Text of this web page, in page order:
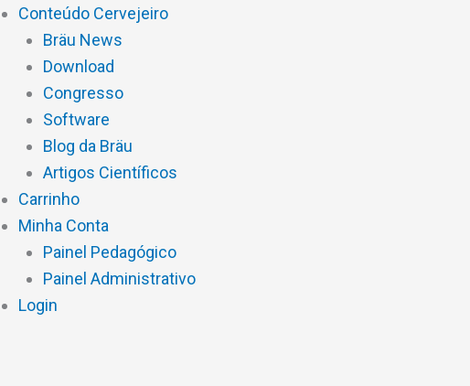
Conteúdo Cervejeiro
Bräu News
Download
Congresso
Software
Blog da Bräu
Artigos Científicos
Carrinho
Minha Conta
Painel Pedagógico
Painel Administrativo
Login